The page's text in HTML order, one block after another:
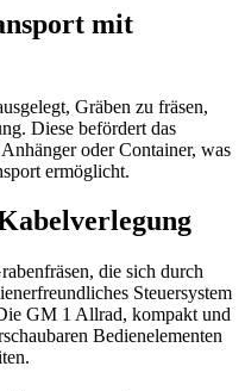
mit
Gräben zu fräsen,
Diese befördert das
oder Container, was
ermöglicht.
die sich durch
Steuersystem
GM 1 Allrad, kompakt und
Bedienelementen